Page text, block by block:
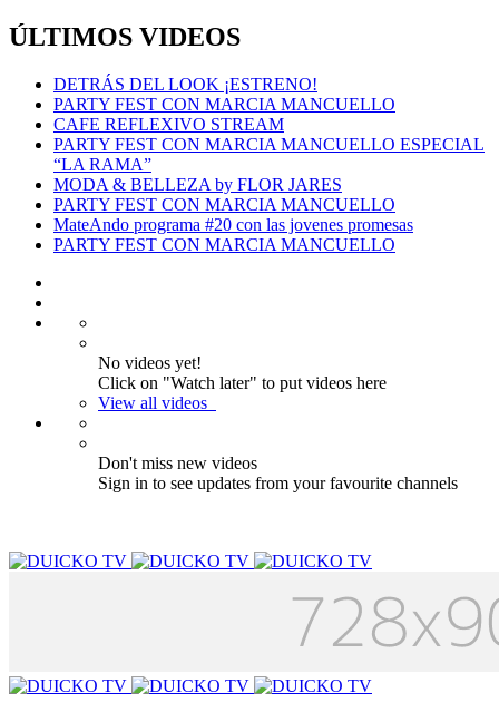
ÚLTIMOS VIDEOS
DETRÁS DEL LOOK ¡ESTRENO!
PARTY FEST CON MARCIA MANCUELLO
CAFE REFLEXIVO STREAM
PARTY FEST CON MARCIA MANCUELLO ESPECIAL
“LA RAMA”
MODA & BELLEZA by FLOR JARES
PARTY FEST CON MARCIA MANCUELLO
MateAndo programa #20 con las jovenes promesas
PARTY FEST CON MARCIA MANCUELLO
No videos yet!
Click on "Watch later" to put videos here
View all videos
Don't miss new videos
Sign in to see updates from your favourite channels